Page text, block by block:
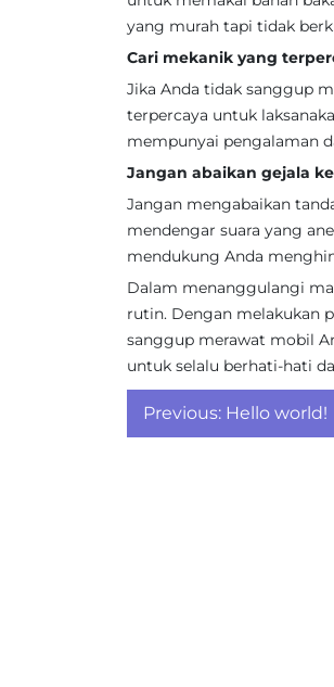
yang murah tapi tidak
Cari mekanik yang
Jika Anda tidak sanggup
terpercaya untuk
mempunyai pengalaman
Jangan abaikan gejala
Jangan mengabaikan
mendengar suara yang
mendukung Anda
Dalam menanggulangi
rutin. Dengan melakukan
sanggup merawat mobil
untuk selalu berhati-hati
Post
navigation
Previous: Hello world!